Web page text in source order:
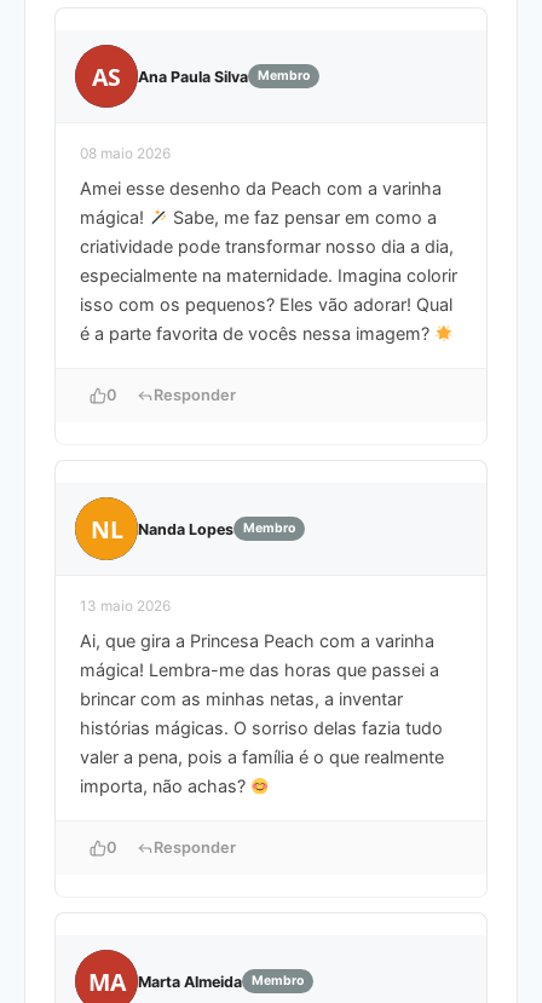
AS Ana Paula Silva Membro
08 maio 2026
Amei esse desenho da Peach com a varinha
mágica!
Sabe, me faz pensar em como a
criatividade pode transformar nosso dia a dia,
especialmente na maternidade. Imagina colorir
isso com os pequenos? Eles vão adorar! Qual
é a parte favorita de vocês nessa imagem?
0 Responder
NL Nanda Lopes Membro
13 maio 2026
Ai, que gira a Princesa Peach com a varinha
mágica! Lembra-me das horas que passei a
brincar com as minhas netas, a inventar
histórias mágicas. O sorriso delas fazia tudo
valer a pena, pois a família é o que realmente
importa, não achas?
0 Responder
MA Marta Almeida Membro